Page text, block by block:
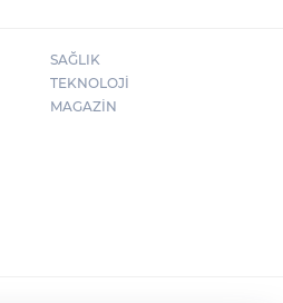
SAĞLIK
TEKNOLOJİ
MAGAZİN